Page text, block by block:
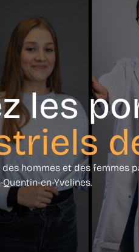
les
hommes et des
en-Yvelines.